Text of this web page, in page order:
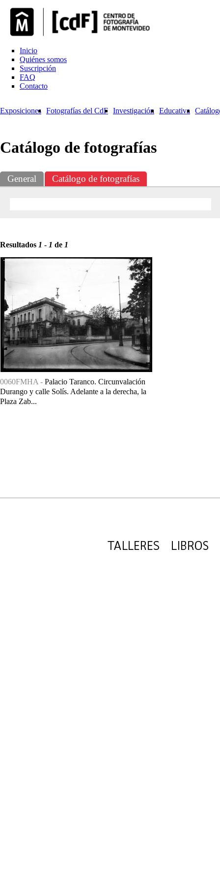
Inicio
Quiénes somos
Suscripción
FAQ
Contacto
Catálogo de fotografías
General Catálogo de fotografías
Resultados 1 - 1 de 1
0060FMHA - Palacio Taranco. Circunvalación
Durango y calle Solís. Adelante a la derecha, la
Plaza Zab...
Exposiciones Fotografías del CdF Investigación Educativa